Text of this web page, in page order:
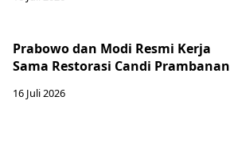
Prabowo dan Modi Resmi Kerja
Sama Restorasi Candi Prambanan
16 Juli 2026